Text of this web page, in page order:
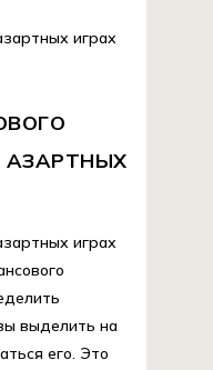
играх
АЗАРТНЫХ
играх
выделить на
его. Это